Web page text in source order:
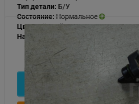
Тип детали: Б/У
Состояние: Нормальное
Цвет:Чёрный
Наличие:
В наличии
1 000
Подробнее